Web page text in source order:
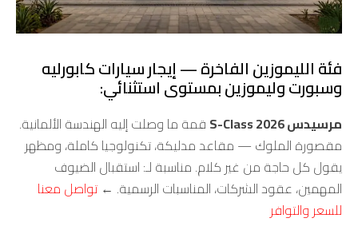
فئة الليموزين الفاخرة — إيجار سيارات كابورليه
وسبورت وليموزين بمستوى استثنائي:
مرسيدس S-Class 2026
قمة ما وصلت إليه الهندسة الألمانية.
مقصورة الملوك — مقاعد مدليكة، تكنولوجيا كاملة، ومظهر
يقول كل حاجة من غير كلام. مناسبة لـ: استقبال الضيوف
المهمين، عقود الشركات، المناسبات الرسمية. ← تواصل معنا
للسعر والتوافر